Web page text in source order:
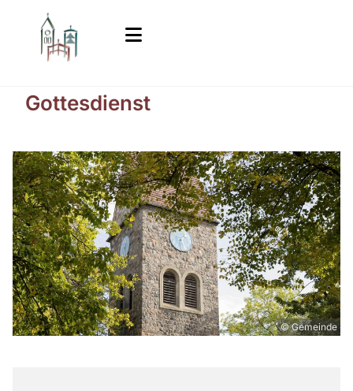
Gottesdienst
© Gemeinde